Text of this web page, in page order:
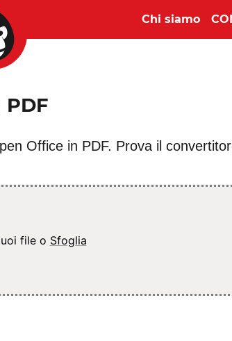
Chi siamo
PDF
Office in PDF. Prova il
file o Sfoglia